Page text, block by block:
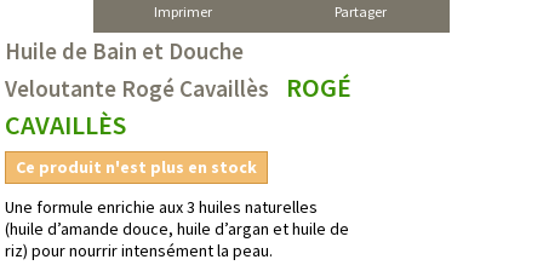
Imprimer Partager
Huile de Bain et Douche
Veloutante Rogé Cavaillès
ROGÉ
CAVAILLÈS
Ce produit n'est plus en stock
Une formule enrichie aux 3 huiles naturelles
(huile d’amande douce, huile d’argan et huile de
riz) pour nourrir intensément la peau.